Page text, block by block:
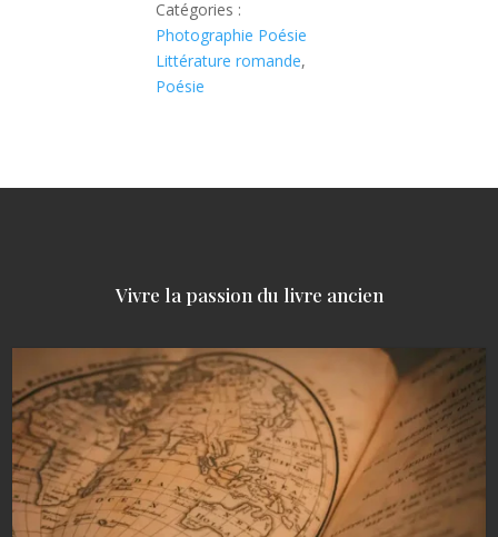
Catégories :
Photographie Poésie
Littérature romande,
Poésie
Vivre la passion du livre ancien